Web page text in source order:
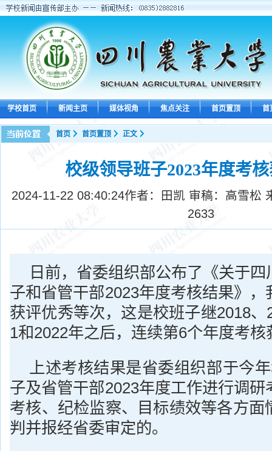
学校首页 新闻主页 媒体视角 焦点关注 首页置顶 首
首页 首页置顶 正文
校级领导班子2023年度考
2024-11-22 08:40:24作者：田凯 审稿：高雪松
2633
日前，省委组织部公布了《关于
子和省管干部2023年度考核结果》
获评优秀等次，这是校班子继2018、
1和2022年之后，连续第6个年度考核
上述考核结果是省委组织部于今
子及省管干部2023年度工作进行调
考核、纪检监察、目标绩效等各方面
判并报经省委审定的。